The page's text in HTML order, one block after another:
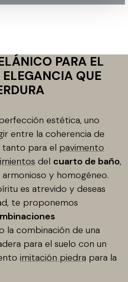
PARA EL
QUE
estética, uno
entre la coherencia de
tanto para el pavimento
del cuarto de baño,
y homogéneo.
es atrevido y deseas
te proponemos
la combinación de una
para el suelo con un
imitación piedra para la